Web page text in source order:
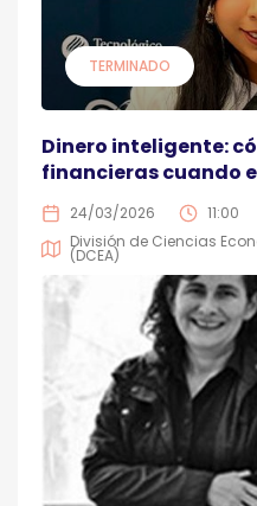
TERMINADO
Dinero inteligente:
financieras cuando
24/03/2026
11:00
División de Ciencias
(DCEA)